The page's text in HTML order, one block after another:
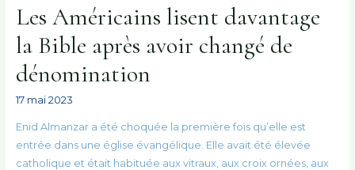
Les Américains lisent davantage
la Bible après avoir changé de
dénomination
17 mai 2023
Enid Almanzar a été choquée la première fois qu’elle est
entrée dans une église évangélique. Elle avait été élevée
catholique et était habituée aux vitraux, aux croix ornées, aux